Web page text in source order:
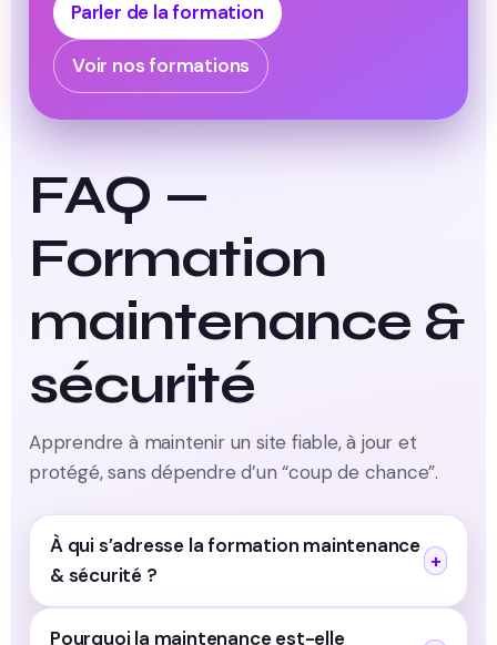
FAQ —
Formation
maintenance &
sécurité
Apprendre à maintenir un site fiable, à jour et
protégé, sans dépendre d’un “coup de chance”.
À qui s’adresse la formation maintenance
& sécurité ?
Pourquoi la maintenance est-elle
Parler de la formation
Voir nos formations